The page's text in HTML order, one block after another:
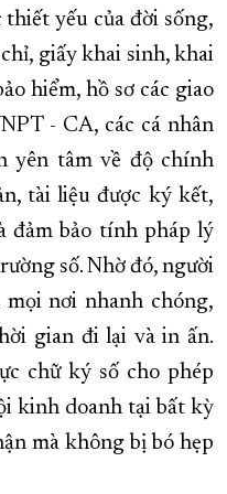
yếu của đời sống,
giấy khai sinh, khai
hiểm, hồ sơ các giao
- CA, các cá nhân
yên tâm về độ chính
tài liệu được ký kết,
đảm bảo tính pháp lý
số. Nhờ đó, người
nơi nhanh chóng,
gian đi lại và in ấn.
chữ ký số cho phép
kinh doanh tại bất kỳ
mà không bị bó hẹp